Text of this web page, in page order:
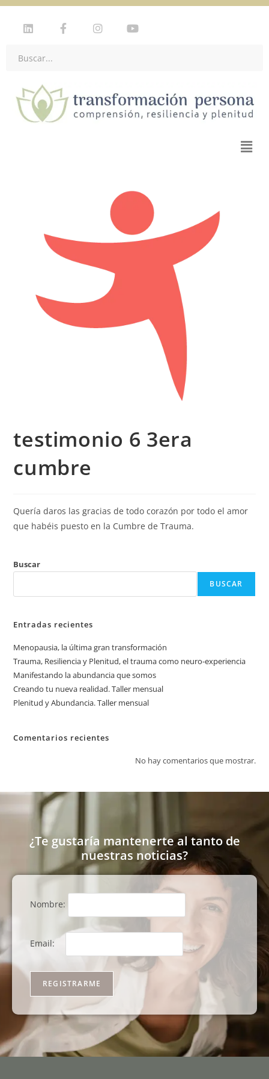
testimonio 6 3era
cumbre
Quería daros las gracias de todo corazón por todo el amor
que habéis puesto en la Cumbre de Trauma.
Buscar
BUSCAR
Entradas recientes
Menopausia, la última gran transformación
Trauma, Resiliencia y Plenitud, el trauma como neuro-experiencia
Manifestando la abundancia que somos
Creando tu nueva realidad. Taller mensual
Plenitud y Abundancia. Taller mensual
Comentarios recientes
No hay comentarios que mostrar.
¿Te gustaría mantenerte al tanto de
nuestras noticias?
Nombre:
Email: